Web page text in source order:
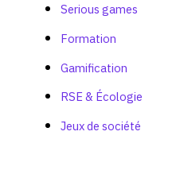
Serious games
Formation
Gamification
RSE & Écologie
Jeux de société